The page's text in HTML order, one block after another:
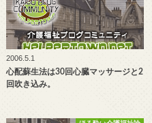
2006.5.1
心配蘇生法は30回心臓マッサージと2
回吹き込み。